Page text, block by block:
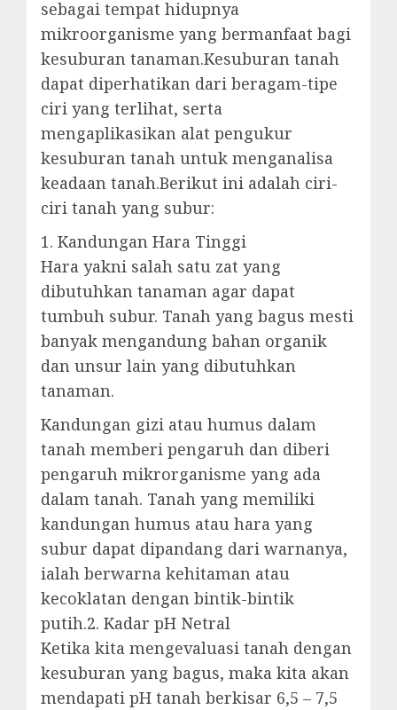
sebagai tempat hidupnya
mikroorganisme yang bermanfaat bagi
kesuburan tanaman.Kesuburan tanah
dapat diperhatikan dari beragam-tipe
ciri yang terlihat, serta
mengaplikasikan alat pengukur
kesuburan tanah untuk menganalisa
keadaan tanah.Berikut ini adalah ciri-
ciri tanah yang subur:
1. Kandungan Hara Tinggi
Hara yakni salah satu zat yang
dibutuhkan tanaman agar dapat
tumbuh subur. Tanah yang bagus mesti
banyak mengandung bahan organik
dan unsur lain yang dibutuhkan
tanaman.
Kandungan gizi atau humus dalam
tanah memberi pengaruh dan diberi
pengaruh mikrorganisme yang ada
dalam tanah. Tanah yang memiliki
kandungan humus atau hara yang
subur dapat dipandang dari warnanya,
ialah berwarna kehitaman atau
kecoklatan dengan bintik-bintik
putih.2. Kadar pH Netral
Ketika kita mengevaluasi tanah dengan
kesuburan yang bagus, maka kita akan
mendapati pH tanah berkisar 6,5 – 7,5